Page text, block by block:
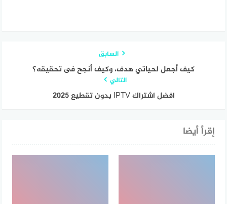
السابق
كيف أجعل لحياتي هدف، وكيف أنجح فى تحقيقه؟
التالي
افضل اشتراك IPTV بدون تقطيع 2025‏
إقرأ أيضا